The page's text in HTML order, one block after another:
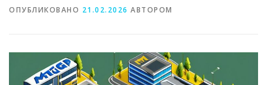
СВОЙСТВА МЕТАЛЛОВ СОРТА МЕТАЛЛОВ
ОПУБЛИКОВАНО 21.02.2026 АВТОРОМ